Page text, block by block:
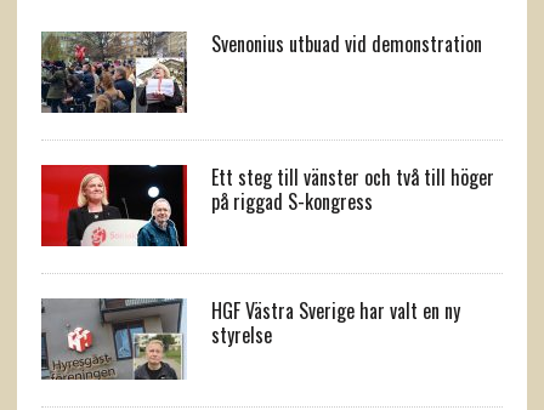
Svenonius utbuad vid demonstration
Ett steg till vänster och två till höger
på riggad S-kongress
HGF Västra Sverige har valt en ny
styrelse